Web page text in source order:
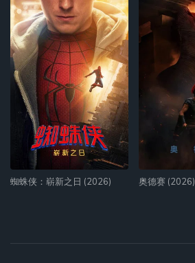
蜘蛛侠：崭新之日 (2026) 奥德赛 (2026)